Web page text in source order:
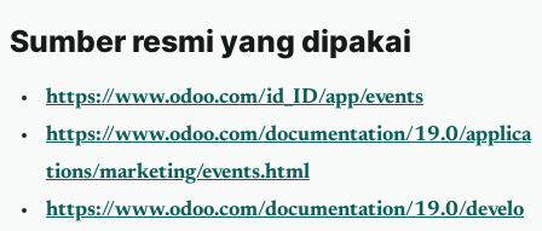
Sumber resmi yang dipakai
https://www.odoo.com/id_ID/app/events
https://www.odoo.com/documentation/19.0/applica
tions/marketing/events.html
https://www.odoo.com/documentation/19.0/develo